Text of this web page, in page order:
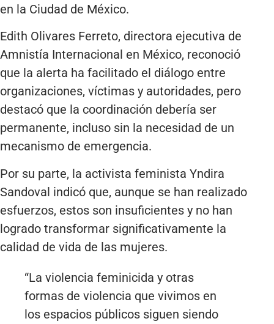
en la Ciudad de México.
Edith Olivares Ferreto, directora ejecutiva de
Amnistía Internacional en México, reconoció
que la alerta ha facilitado el diálogo entre
organizaciones, víctimas y autoridades, pero
destacó que la coordinación debería ser
permanente, incluso sin la necesidad de un
mecanismo de emergencia.
Por su parte, la activista feminista Yndira
Sandoval indicó que, aunque se han realizado
esfuerzos, estos son insuficientes y no han
logrado transformar significativamente la
calidad de vida de las mujeres.
“La violencia feminicida y otras
formas de violencia que vivimos en
los espacios públicos siguen siendo